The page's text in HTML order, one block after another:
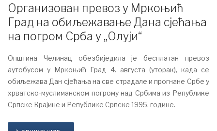
Организован превоз у Мркоњић
Град на обиљежавање Дана сјећања
на погром Срба у „Олуји“
Општина Челинац обезбиједила је бесплатан превоз
аутобусом у Мркоњић Град 4. августа (уторак), када се
обиљежава Дан сјећања на све страдале и прогнане Србе у
хрватско-муслиманском погрому над Србима из Републике
Српске Крајине и Републике Српске 1995. године.